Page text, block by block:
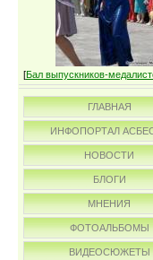
[Бал выпускников-
ГЛАВНАЯ
ИНФОПОРТАЛ
НОВОСТИ
БЛОГИ
МНЕНИЯ
ФОТОАЛЬБОМЫ
ВИДЕОСЮЖЕТЫ